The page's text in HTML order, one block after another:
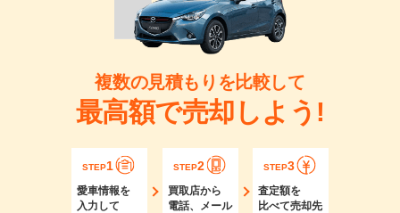
複数の見積もりを比較して
最高額で売却しよう!
STEP1
愛車情報を
入力して
STEP2
買取店から
電話、メール
STEP3
査定額を
比べて売却先